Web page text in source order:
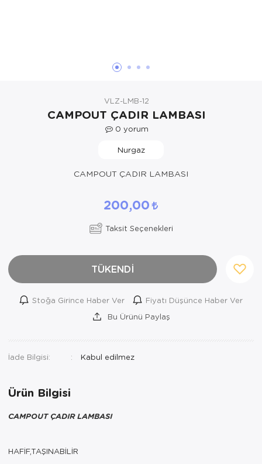
VLZ-LMB-12
CAMPOUT ÇADIR LAMBASI
0 yorum
Nurgaz
CAMPOUT ÇADIR LAMBASI
200,00
Taksit Seçenekleri
TÜKENDİ
Stoğa Girince Haber Ver
Fiyatı Düşünce Haber Ver
Bu Ürünü Paylaş
İade Bilgisi:
Ürün Bilgisi
CAMPOUT ÇADIR LAMBASI
HAFİF,TAŞINABİLİR